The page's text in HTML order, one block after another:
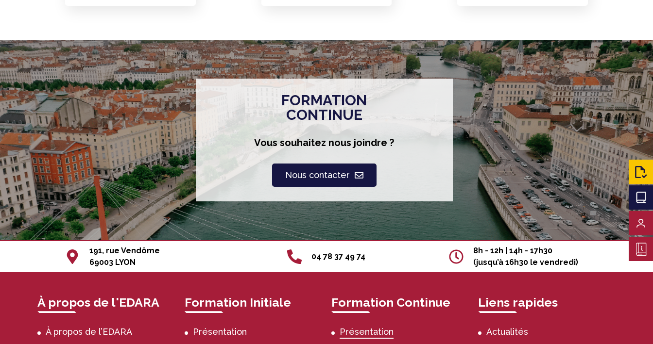
FORMATION
CONTINUE
Vous souhaitez nous joindre ?
Nous contacter
191, rue Vendôme
69003 LYON
04 78 37 49 74
8h - 12h | 14h - 17h30
(jusqu’à 16h30 le vendredi)
À propos de l'EDARA
À propos de l’EDARA
Formation Initiale
Présentation
Formation Continue
Présentation
Liens rapides
Actualités